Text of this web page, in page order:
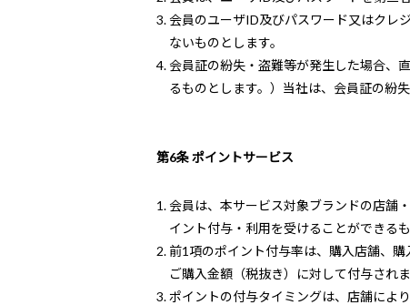
会員のユーザID及びパスワード又はクレ
ないものとします。
会員証の紛失・盗難等が発生した場合、
るものとします。）当社は、会員証の紛
第6条 ポイントサービス
会員は、本サービス対象ブランドの店舗
イント付与・利用を受けることができるも
前1項のポイント付与率は、購入店舗、
ご購入金額（税抜き）に対して付与され
ポイントの付与タイミングは、店舗によ